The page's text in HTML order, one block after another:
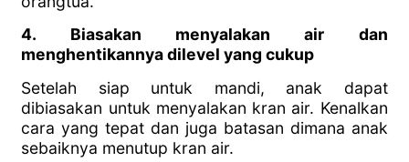
4. Biasakan menyalakan air dan
menghentikannya dilevel yang cukup
Setelah siap untuk mandi, anak dapat
dibiasakan untuk menyalakan kran air. Kenalkan
cara yang tepat dan juga batasan dimana anak
sebaiknya menutup kran air.